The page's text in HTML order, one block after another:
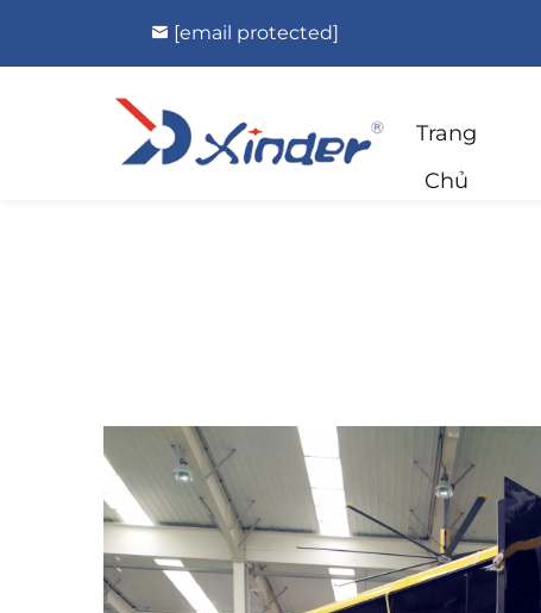
[email protected]
Trang
Chủ